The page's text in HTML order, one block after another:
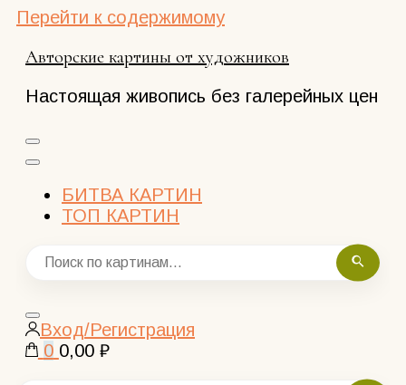
Перейти к содержимому
Авторские картины от художников
Настоящая живопись без галерейных цен
БИТВА КАРТИН
ТОП КАРТИН
Закрыть
поиск
Вход/Регистрация
0 0,00 ₽